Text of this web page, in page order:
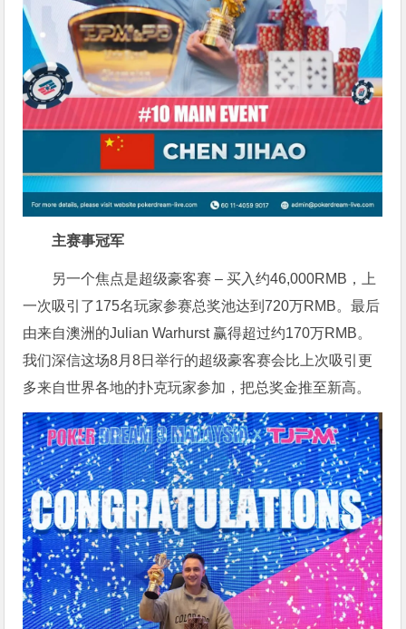
主赛事冠军
另一个焦点是超级豪客赛 – 买入约46,000RMB，上
一次吸引了175名玩家参赛总奖池达到720万RMB。最后
由来自澳洲的Julian Warhurst 赢得超过约170万RMB。
我们深信这场8月8日举行的超级豪客赛会比上次吸引更
多来自世界各地的扑克玩家参加，把总奖金推至新高。